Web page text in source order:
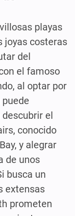
playas
joyas costeras
del
el famoso
al optar por
el
conocido
y alegrar
de unos
busca un
extensas
prometen